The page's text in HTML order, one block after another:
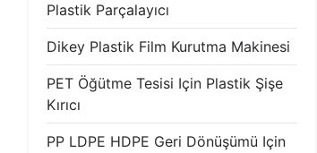
Plastik Parçalayıcı
Dikey Plastik Film Kurutma Makinesi
PET Öğütme Tesisi Için Plastik Şişe
Kırıcı
PP LDPE HDPE Geri Dönüşümü Için